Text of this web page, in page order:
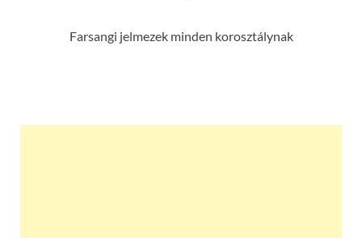
Farsangi jelmezek minden korosztálynak